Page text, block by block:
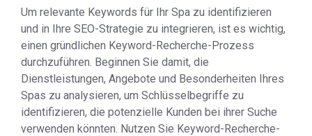
Um relevante Keywords für Ihr Spa zu identifizieren
und in Ihre SEO-Strategie zu integrieren, ist es wichtig,
einen gründlichen Keyword-Recherche-Prozess
durchzuführen. Beginnen Sie damit, die
Dienstleistungen, Angebote und Besonderheiten Ihres
Spas zu analysieren, um Schlüsselbegriffe zu
identifizieren, die potenzielle Kunden bei ihrer Suche
verwenden könnten. Nutzen Sie Keyword-Recherche-